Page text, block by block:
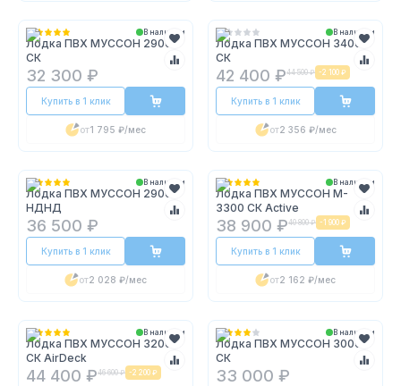
В наличии
Лодка ПВХ МУССОН 2900
СК
32 300 ₽
Купить в 1 клик
от1 795 ₽/мес
В наличии
Лодка ПВХ МУССОН 3400
СК
42 400 ₽44 500 ₽ -2 100 ₽
Купить в 1 клик
от2 356 ₽/мес
В наличии
Лодка ПВХ МУССОН 2900
НДНД
36 500 ₽
Купить в 1 клик
от2 028 ₽/мес
В наличии
Лодка ПВХ МУССОН M-
3300 СК Active
38 900 ₽40 800 ₽ -1 900 ₽
Купить в 1 клик
от2 162 ₽/мес
В наличии
Лодка ПВХ МУССОН 3200
СК AirDeck
44 400 ₽46 600 ₽ -2 200 ₽
В наличии
Лодка ПВХ МУССОН 3000
СК
33 000 ₽